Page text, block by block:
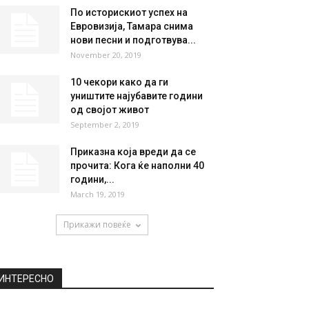
По историскиот успех на
Евровизија, Тамара снима
нови песни и подготвува...
November 20, 2019
10 чекори како да ги
уништите најубавите години
од својот живот
September 2, 2019
Приказна која вреди да се
прочита: Кога ќе наполни 40
години,...
March 19, 2019
Прикажи повеќе